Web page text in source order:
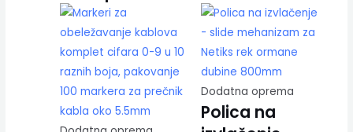
Dodatna oprema
Polica na